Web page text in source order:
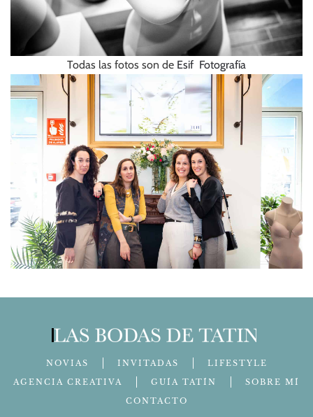
Todas las fotos son de Esif Fotografía
NOVIAS INVITADAS
LIFESTYLE
AGENCIA CREATIVA
GUÍA TATÍN
SOBRE MÍ
CONTACTO